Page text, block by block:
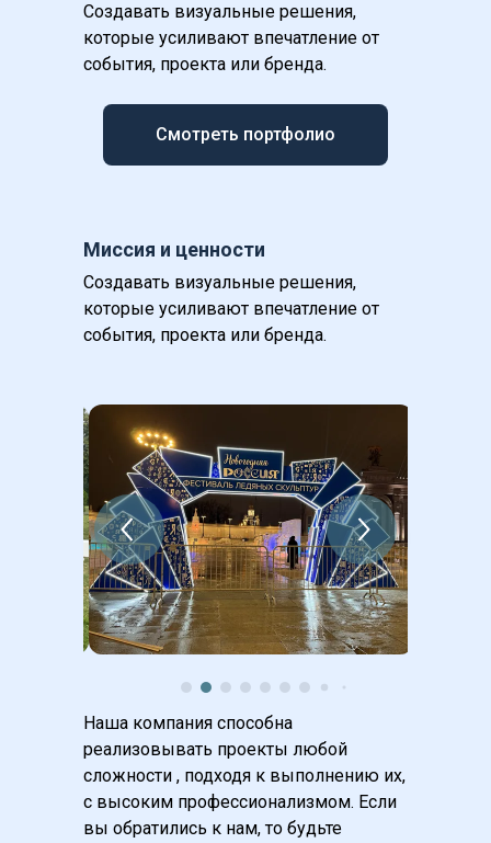
Создавать визуальные решения,
которые усиливают впечатление от
события, проекта или бренда.
Смотреть портфолио
Создавать визуальные решения,
которые усиливают впечатление от
события, проекта или бренда.
Миссия и ценности
Наша компания способна
реализовывать проекты любой
сложности , подходя к выполнению их,
с высоким профессионализмом. Если
вы обратились к нам, то будьте